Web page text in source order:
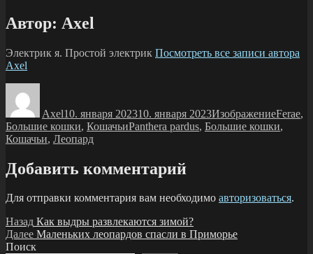
Автор: Axel
Электрик я. Простой электрик Посмотреть все записи автора
Axel
Axel10. января 202310. января 2023ИзображениеFerae,
Большие кошки, КошачьиМетки
Panthera pardus, Большие кошки,
Кошачьи, Леопард
Добавить комментарий
Для отправки комментария вам необходимо авторизоваться.
Навигация
по
Назад Предыдущая
запись:
Как выдры развлекаются зимой?
Далее Следующая
запись:
Маленьких леопардов спасли в Приморье
Поиск